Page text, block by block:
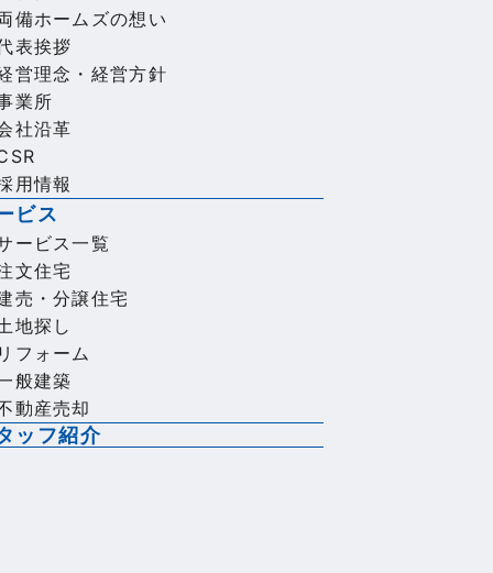
備ホームズの想い
表挨拶
営理念・経営方針
業所
社沿革
用情報
ビス
ービス一覧
文住宅
売・分譲住宅
地探し
リフォーム
般建築
動産売却
ッフ紹介